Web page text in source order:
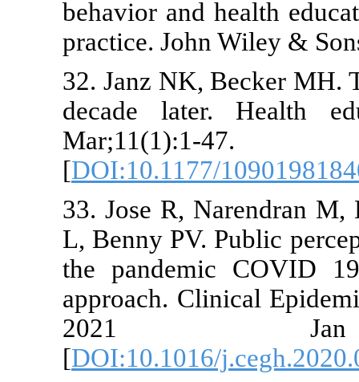
behavior
practice.
32. Janz
decade
Mar;11(1):1-
[
33. Jose R,
L, Benny
the
approach.
[